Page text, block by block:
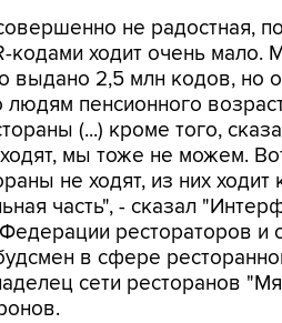
не радостная,
кодами ходит очень мало.
выдано 2,5 млн кодов, но
людям пенсионного
(...) кроме того,
мы тоже не можем.
не ходят, из них ходит
часть", - сказал
рестораторов и
в сфере
сети ресторанов